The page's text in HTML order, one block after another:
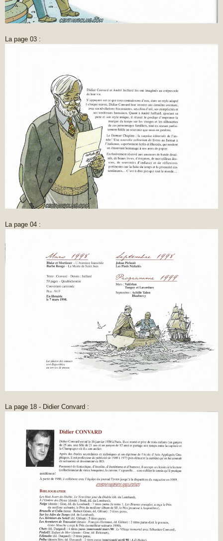
La page 03 :
La page 04 :
La page 18 - Didier Convard :